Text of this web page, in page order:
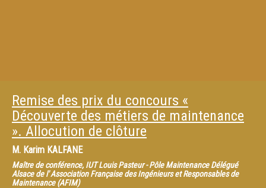
Remise des prix du concours «
Découverte des métiers de maintenance
». Allocution de clôture
M. Karim KALFANE
Maître de conférence, IUT Louis Pasteur - Pôle Maintenance Délégué
Alsace de l' Association Française des Ingénieurs et Responsables de
Maintenance (AFIM)